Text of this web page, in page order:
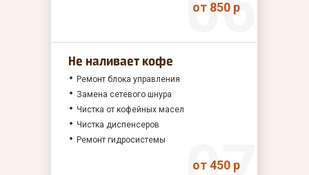
от 850 р
Не наливает кофе
Ремонт блока управления
Замена сетевого шнура
Чистка от кофейных масел
Чистка диспенсеров
Ремонт гидросистемы
от 450 р